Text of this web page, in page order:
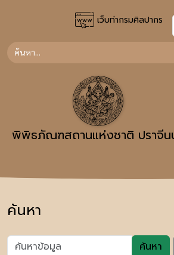
เว็บท่ากรมศิลปากร
พิพิธภัณฑสถานแห่งชาติ ปราจีน
ค้นหา
ค้นหา